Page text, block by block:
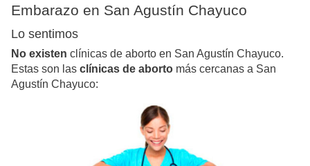
Embarazo en San Agustín Chayuco
Lo sentimos
No existen clínicas de aborto en San Agustín Chayuco.
Estas son las clínicas de aborto más cercanas a San
Agustín Chayuco: